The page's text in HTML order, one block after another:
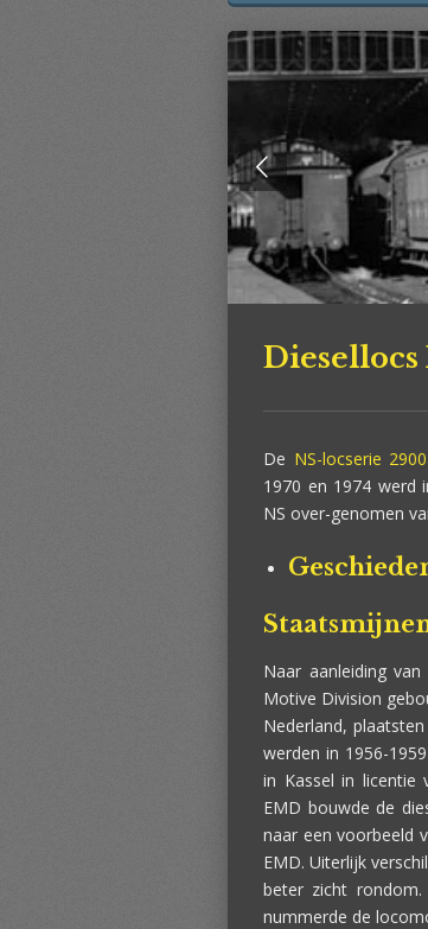
Diesellocs
De NS-locserie 2900
1970 en 1974 werd
NS over-genomen
Naar aanleiding
Motive Division
Nederland,
werden in 1956-
in Kassel in licentie
EMD bouwde de
naar een voorbeeld
EMD. Uiterlijk
beter zicht
nummerde de